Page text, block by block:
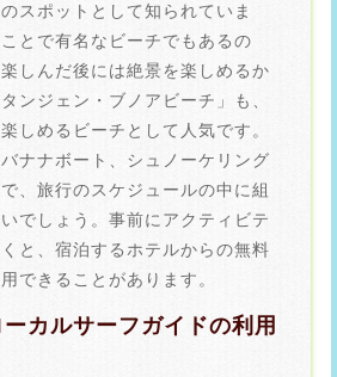
スポットとして知られていま
とで有名なビーチでもあるの
しんだ後には絶景を楽しめるか
ンジェン・ブノアビーチ」も、
しめるビーチとして人気です。
ナナボート、シュノーケリング
、旅行のスケジュールの中に組
でしょう。事前にアクティビテ
と、宿泊するホテルからの無料
できることがあります。
カルサーフガイドの利用